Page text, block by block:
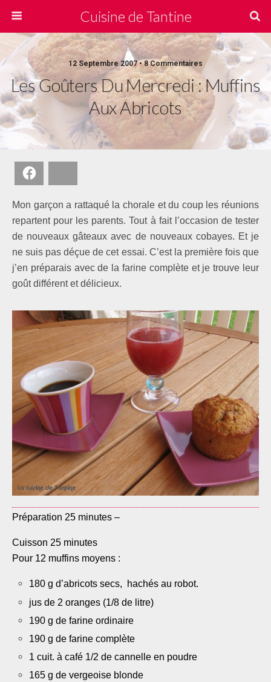
Cuisine de Tantine
12 Septembre 2007 • 8 Commentaires
Les Goûters Du Mercredi : Muffins
Aux Abricots
Mon garçon a rattaqué la chorale et du coup les réunions
repartent pour les parents. Tout à fait l’occasion de tester
de nouveaux gâteaux avec de nouveaux cobayes. Et je
ne suis pas déçue de cet essai. C’est la première fois que
j’en préparais avec de la farine complète et je trouve leur
goût différent et délicieux.
Préparation 25 minutes –
Cuisson 25 minutes
Pour 12 muffins moyens :
180 g d’abricots secs, hachés au robot.
jus de 2 oranges (1/8 de litre)
190 g de farine ordinaire
190 g de farine complète
1 cuit. à café 1/2 de cannelle en poudre
165 g de vergeoise blonde